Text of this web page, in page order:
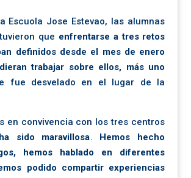
Escuola Jose Estevao, las alumnas
que enfrentarse a tres retos
definidos desde el mes de enero
trabajar sobre ellos, más uno
fue desvelado en el lugar de la
en convivencia con los tres centros
ha sido maravillosa. Hemos hecho
hemos hablado en diferentes
podido compartir experiencias